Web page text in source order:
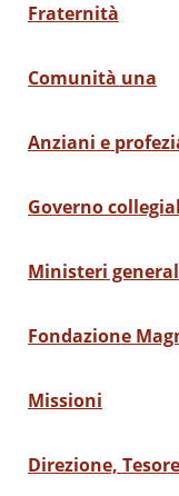
Fraternità
Comunità una
Anziani e
Governo
Ministeri
Fondazione
Missioni
Direzione,
Sostieni
Fai una
IBAN: